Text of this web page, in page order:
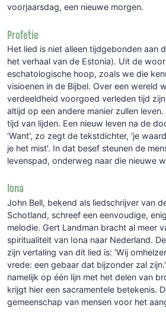
voorjaarsdag, een nieuwe morgen.
Profetie
Het lied is niet alleen tijdgebonden aan
het verhaal van de Estonia). Uit de
eschatologische hoop, zoals we die
visioenen in de Bijbel. Over een wereld
verdeeldheid voorgoed verleden tijd zijn
altijd op een andere manier zullen
tijd van lijden. Een nieuw leven na de
‘Want', zo zegt de tekstdichter, ‘je
je het mist'. In dat besef steunen de
levenspad, onderweg naar die nieuwe
Iona
John Bell, bekend als liedschrijver van
Schotland, schreef een eenvoudige,
melodie. Gert Landman bracht al meer
spiritualiteit van Iona naar Nederland.
zijn vertaling van dit lied is: ‘Wij
vrede: een gebaar dat bijzonder zal
namelijk op één lijn met het delen van
krijgt hier een sacramentele betekenis.
gemeenschap van mensen voor het